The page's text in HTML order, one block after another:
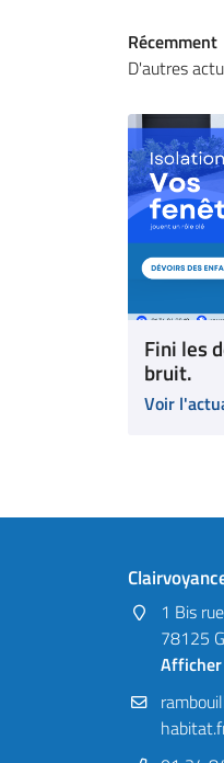
Récemment
D'autres
Fini les
bruit.
Voir
1 Bis
78125